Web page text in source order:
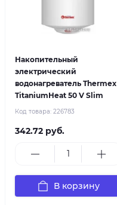
Накопительный
электрический
водонагреватель Thermex
TitaniumHeat 50 V Slim
Код товара: 226783
342.72 руб.
В корзину